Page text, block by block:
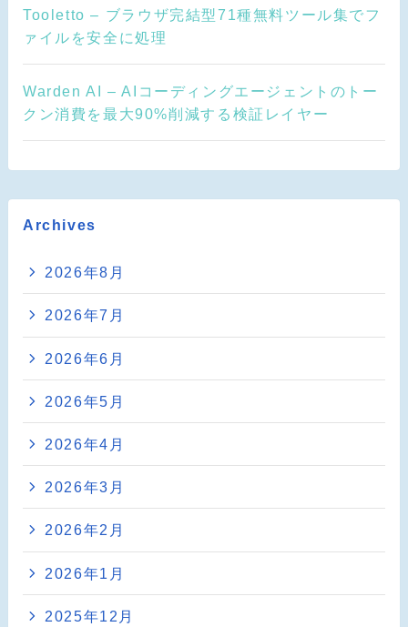
Tooletto – ブラウザ完結型71種無料ツール集でフ
ァイルを安全に処理
Warden AI – AIコーディングエージェントのトー
クン消費を最大90%削減する検証レイヤー
Archives
2026年8月
2026年7月
2026年6月
2026年5月
2026年4月
2026年3月
2026年2月
2026年1月
2025年12月